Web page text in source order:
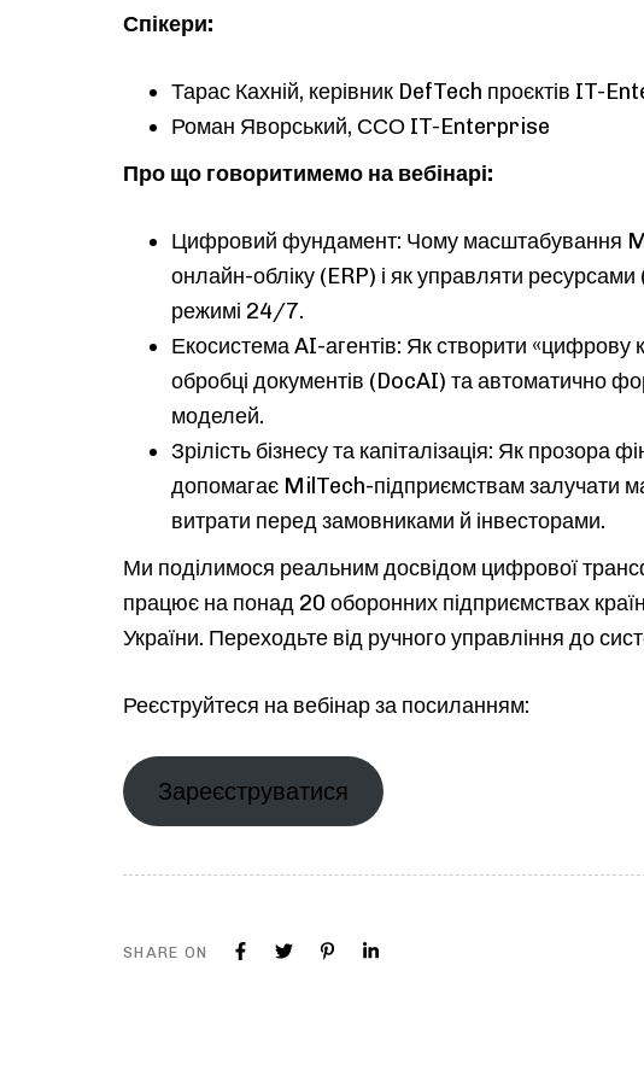
Спікери:
Тарас Кахній, керівник DefTech проєктів IT-
Роман Яворський, ССО IT-Enterprise
Про що говоритимемо на вебінарі:
Цифровий фундамент: Чому масштабування
онлайн-обліку (ERP) і як управляти
режимі 24/7.
Екосистема AI-агентів: Як створити «цифрову
обробці документів (DocAI) та автоматично
моделей.
Зрілість бізнесу та капіталізація: Як прозора
допомагає MilTech-підприємствам залучати
витрати перед замовниками й інвесторами.
Ми поділимося реальним досвідом цифрової
працює на понад 20 оборонних підприємствах
України. Переходьте від ручного управління до
Реєструйтеся на вебінар за посиланням:
Зареєструватися
SHARE ON